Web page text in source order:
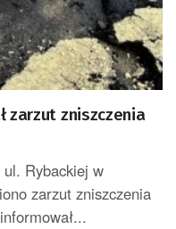
zarzut zniszczenia
Rybackiej w
zarzut zniszczenia